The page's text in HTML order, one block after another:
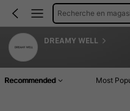
Recherche en
DREAMY WELL
Recommended Most